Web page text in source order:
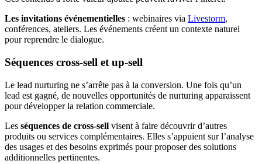
Les invitations événementielles : webinaires via Livestorm,
conférences, ateliers. Les événements créent un contexte naturel
pour reprendre le dialogue.
Séquences cross-sell et up-sell
Le lead nurturing ne s’arrête pas à la conversion. Une fois qu’un
lead est gagné, de nouvelles opportunités de nurturing apparaissent
pour développer la relation commerciale.
Les séquences de cross-sell visent à faire découvrir d’autres
produits ou services complémentaires. Elles s’appuient sur l’analyse
des usages et des besoins exprimés pour proposer des solutions
additionnelles pertinentes.